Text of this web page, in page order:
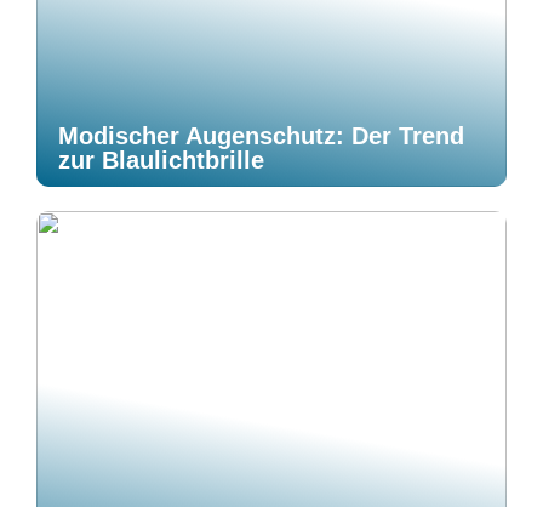
Modischer Augenschutz: Der Trend
zur Blaulichtbrille